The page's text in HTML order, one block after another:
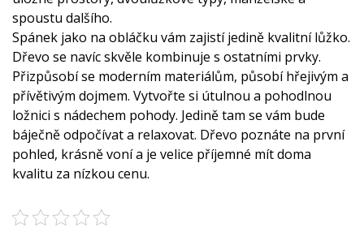
spoustu dalšího.
Spánek jako na obláčku vám zajistí jedině kvalitní lůžko.
Dřevo se navíc skvěle kombinuje s ostatními prvky.
Přizpůsobí se moderním materiálům, působí hřejivým a
přívětivým dojmem. Vytvořte si útulnou a pohodlnou
ložnici s nádechem pohody. Jedině tam se vám bude
báječně odpočívat a relaxovat. Dřevo poznáte na první
pohled, krásně voní a je velice příjemné mít doma
kvalitu za nízkou cenu.